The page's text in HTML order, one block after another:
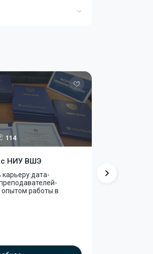
114
с НИУ ВШЭ
дата-
работы в